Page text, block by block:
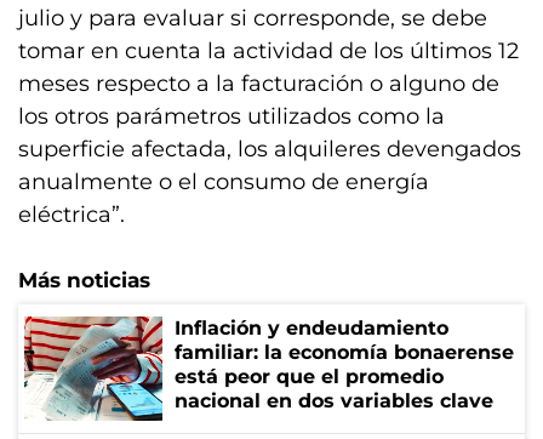
julio y para evaluar si corresponde, se debe
tomar en cuenta la actividad de los últimos 12
meses respecto a la facturación o alguno de
los otros parámetros utilizados como la
superficie afectada, los alquileres devengados
anualmente o el consumo de energía
eléctrica”.
Más noticias
Inflación y endeudamiento
familiar: la economía bonaerense
está peor que el promedio
nacional en dos variables clave